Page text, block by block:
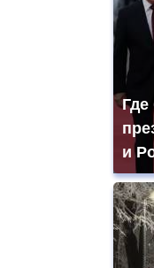
Где
и